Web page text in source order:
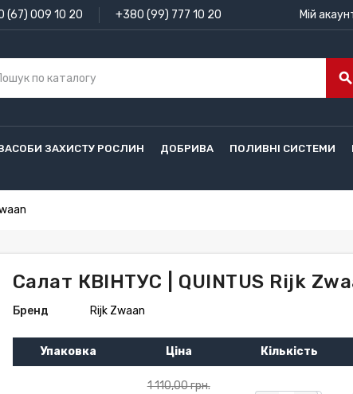
(67) 009 10 20 +380 (99) 777 10 20 Мій
search
ЗАХИСТУ РОСЛИН ДОБРИВА ПОЛИВНІ СИСТЕМИ
Салат КВІНТУС | QUINTUS Rijk
Бренд Rijk Zwaan
Упаковка Ціна Кількість
1 110,00 грн.